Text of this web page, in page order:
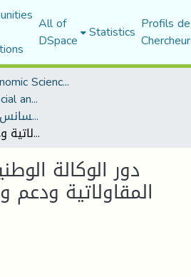
All of
DSpace Statistics Profils
Faculty of Economic Sciences, Commerce and Management Sciences
Department of Financial and Accounting Sciences
Graduate Reports - تقارير الليسانس
دور الوكالة الوطنية لدعم وتنمية المقاولاتية ودعم وانشاء المشاريع
دور الوكالة
المقاولاتية ودعم